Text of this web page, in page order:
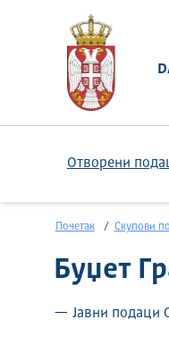
Отворени
Почетак Скупови
Буџет
— Јавни подаци